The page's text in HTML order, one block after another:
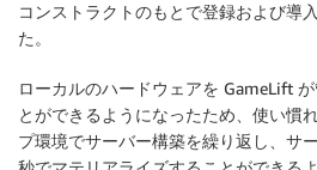
コンストラクトのもとで登録および導
た。
ローカルのハードウェアを GameLift
とができるようになったため、使い慣
プ環境でサーバー構築を繰り返し、サ